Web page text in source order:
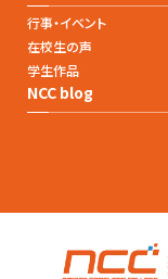
行事・イベント
在校生の声
学生作品
NCC blog